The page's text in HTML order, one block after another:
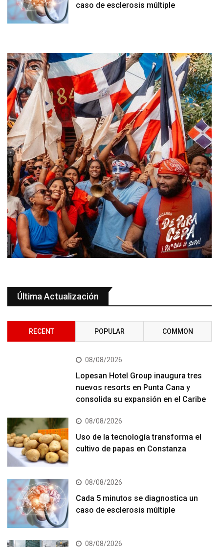
caso de esclerosis múltiple
Última Actualización
RECENT POPULAR COMMON
08/08/2026
Lopesan Hotel Group inaugura tres
nuevos resorts en Punta Cana y
consolida su expansión en el Caribe
08/08/2026
Uso de la tecnología transforma el
cultivo de papas en Constanza
08/08/2026
Cada 5 minutos se diagnostica un
caso de esclerosis múltiple
08/08/2026